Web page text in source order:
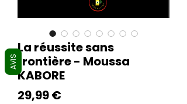
La réussite sans
frontière - Moussa
KABORE
29,99 €Prix
AVIS